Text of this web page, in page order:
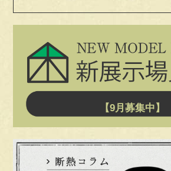
【9月募集中】